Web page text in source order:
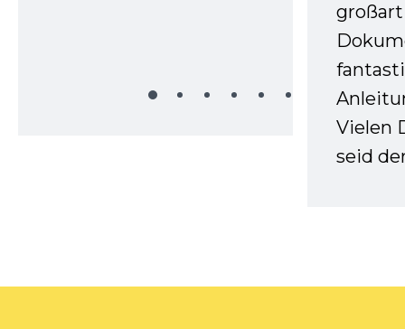
Vielen
seid